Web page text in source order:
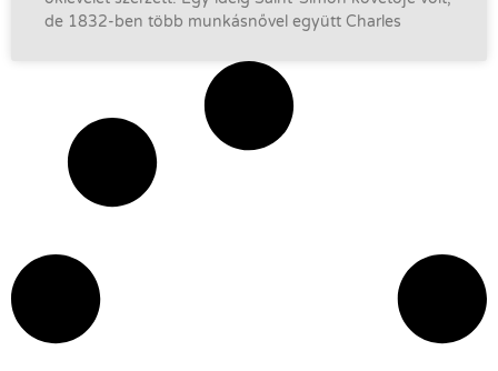
de 1832-ben több munkásnővel együtt Charles